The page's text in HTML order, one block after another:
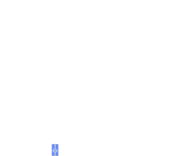
‹›